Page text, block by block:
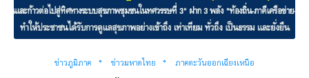
ข่าวภูมิภาค ข่าวมหาดไทย ภาคตะวันออกเฉียงเหนือ